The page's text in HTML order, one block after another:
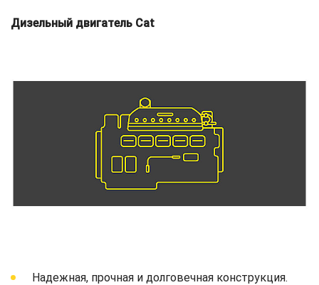
Дизельный двигатель Cat
Надежная, прочная и долговечная конструкция.